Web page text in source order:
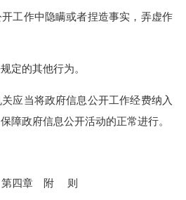
作中隐瞒或者捏造事实，弄虚作
的其他行为。
当将政府信息公开工作经费纳入
障政府信息公开活动的正常进行。
章 附 则